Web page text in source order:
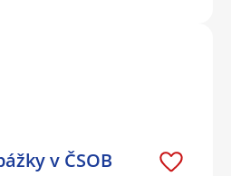
v ČSOB